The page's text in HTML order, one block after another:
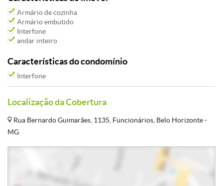
Armário de cozinha
Armário embutido
Interfone
andar inteiro
Características do condomínio
Interfone
Localização da Cobertura
Rua Bernardo Guimarães, 1135, Funcionários, Belo Horizonte -
MG